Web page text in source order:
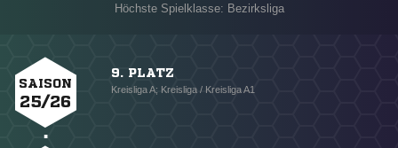
Höchste Spielklasse: Bezirksliga
SAISON
25/26
9. PLATZ
Kreisliga A; Kreisliga / Kreisliga A1